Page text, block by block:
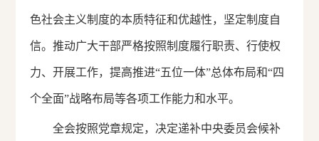
色社会主义制度的本质特征和优越性，坚定制度自
信。推动广大干部严格按照制度履行职责、行使权
力、开展工作，提高推进“五位一体”总体布局和“四
个全面”战略布局等各项工作能力和水平。
全会按照党章规定，决定递补中央委员会候补